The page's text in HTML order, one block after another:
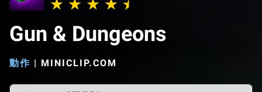
Gun & Dungeons
動作 | MINICLIP.COM